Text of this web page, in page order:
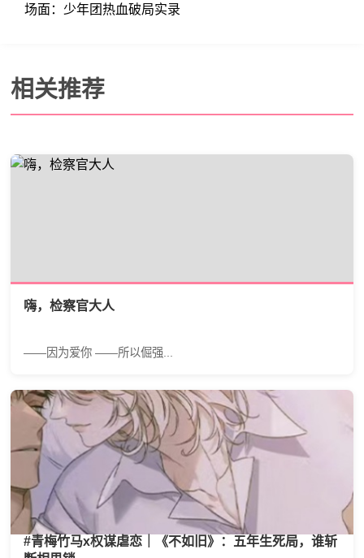
场面：少年团热血破局实录
相关推荐
嗨，检察官大人
——因为爱你 ——所以倔强...
#青梅竹马x权谋虐恋｜《不如旧》：五年生死局，谁斩